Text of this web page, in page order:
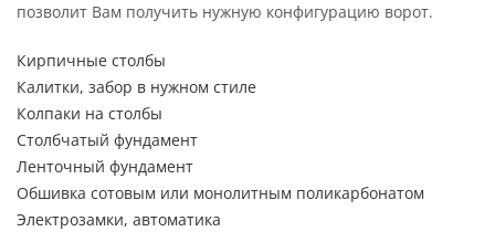
позволит Вам получить нужную конфигурацию ворот.
Кирпичные столбы
Калитки, забор в нужном стиле
Колпаки на столбы
Столбчатый фундамент
Ленточный фундамент
Обшивка сотовым или монолитным поликарбонатом
Электрозамки, автоматика